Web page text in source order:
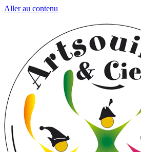
Aller au contenu